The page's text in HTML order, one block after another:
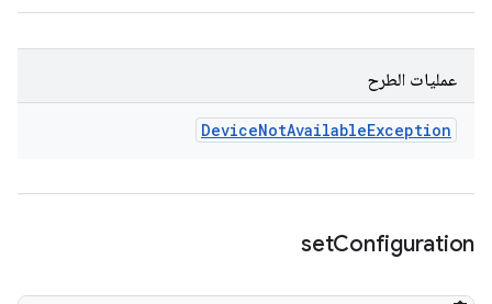
عمليات الطرح
DeviceNotAvailableException
setConfiguration